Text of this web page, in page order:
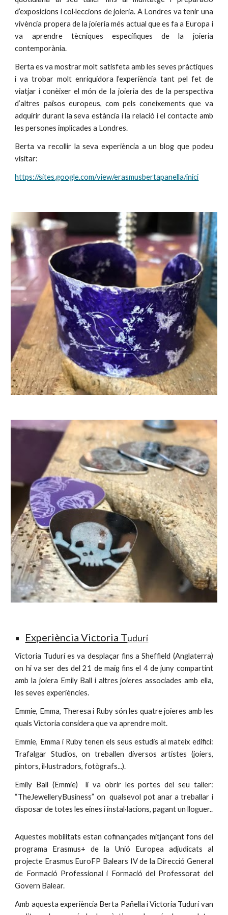
d’exposicions i col·leccions de joieria. A Londres va tenir una
vivència propera de la joieria més actual que es fa a Europa i
va aprendre tècniques específiques de la joieria
contemporània.
Berta es va mostrar molt satisfeta amb les seves pràctiques
i va trobar molt enriquidora l’experiència tant pel fet de
viatjar i conèixer el món de la joieria des de la perspectiva
d’altres països europeus, com pels coneixements que va
adquirir durant la seva estància i la relació i el contacte amb
les persones implicades a Londres.
Berta va recollir la seva experiència a un blog que podeu
visitar:
https://sites.google.com/view/erasmusbertapanella/inici
Experiència Victoria Tudurí
Victoria Tudurí es va desplaçar fins a Sheffield (Anglaterra)
on hi va ser des del 21 de maig fins el 4 de juny compartint
amb la joiera Emily Ball i altres joieres associades amb ella,
les seves experiències.
Emmie, Emma, Theresa i Ruby són les quatre joieres amb les
quals Victoria considera que va aprendre molt.
Emmie, Emma i Ruby tenen els seus estudis al mateix edifici:
Trafalgar Studios, on treballen diversos artistes (joiers,
pintors, il·lustradors, fotògrafs...).
Emily Ball (Emmie) li va obrir les portes del seu taller:
“TheJewelleryBusiness” on qualsevol pot anar a treballar i
disposar de totes les eines i instal·lacions, pagant un lloguer..
Aquestes mobilitats estan cofinançades mitjançant fons del
programa Erasmus+ de la Unió Europea adjudicats al
projecte Erasmus EuroFP Balears IV de la Direcció General
de Formació Professional i Formació del Professorat del
Govern Balear.
Amb aquesta experiència Berta Pañella i Victoria Tudurí van